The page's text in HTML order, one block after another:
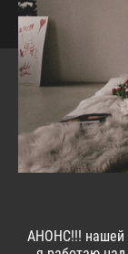
АНОНС!!! нашей